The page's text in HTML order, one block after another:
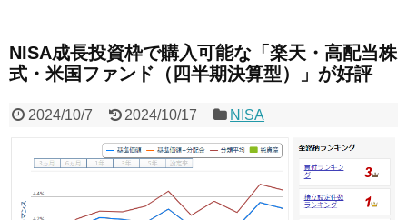
NISA成長投資枠で購入可能な「楽天・高配当株
式・米国ファンド（四半期決算型）」が好評
2024/10/7 2024/10/17 NISA